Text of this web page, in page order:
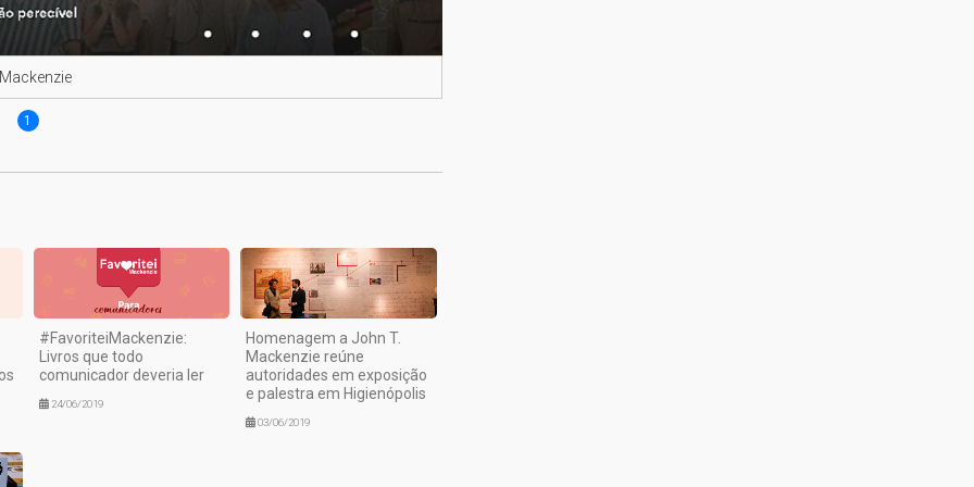
1
#FavoriteiMackenzie:
Livros que todo
comunicador deveria ler
24/06/2019
Homenagem a John T.
Mackenzie reúne
autoridades em exposição
e palestra em Higienópolis
03/06/2019